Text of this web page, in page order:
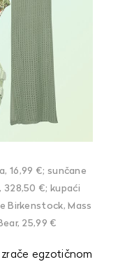
16,99 €; sunčane
328,50 €; kupaći
Birkenstock, Mass
25,99 €
egzotičnom